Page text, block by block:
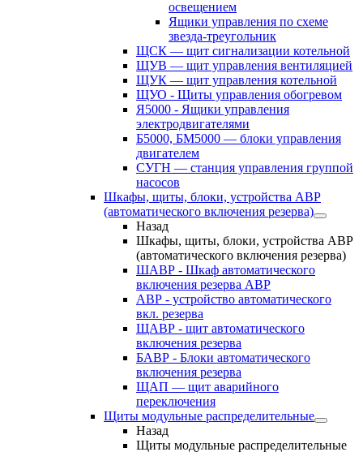
освещением
Ящики управления по схеме
звезда-треугольник
ЩСК — щит сигнализации котельной
ЩУВ — щит управления вентиляцией
ЩУК — щит управления котельной
ЩУО - Щиты управления обогревом
Я5000 - Ящики управления
электродвигателями
Б5000, БМ5000 — блоки управления
двигателем
СУГН — станция управления группой
насосов
Шкафы, щиты, блоки, устройства АВР
(автоматического включения резерва)
Назад
Шкафы, щиты, блоки, устройства АВР
(автоматического включения резерва)
ШАВР - Шкаф автоматического
включения резерва АВР
АВР - устройство автоматического
вкл. резерва
ЩАВР - щит автоматического
включения резерва
БАВР - Блоки автоматического
включения резерва
ЩАП — щит аварийного
переключения
Щиты модульные распределительные
Назад
Щиты модульные распределительные